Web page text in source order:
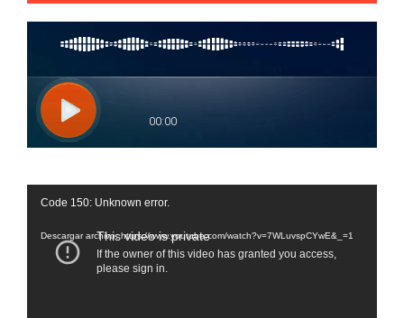
Reproductor
vídeo
Code 150: Unknown error.
Descargar archivo: https://www.youtube.com/watch?v=7WLuvspCYwE&_=1